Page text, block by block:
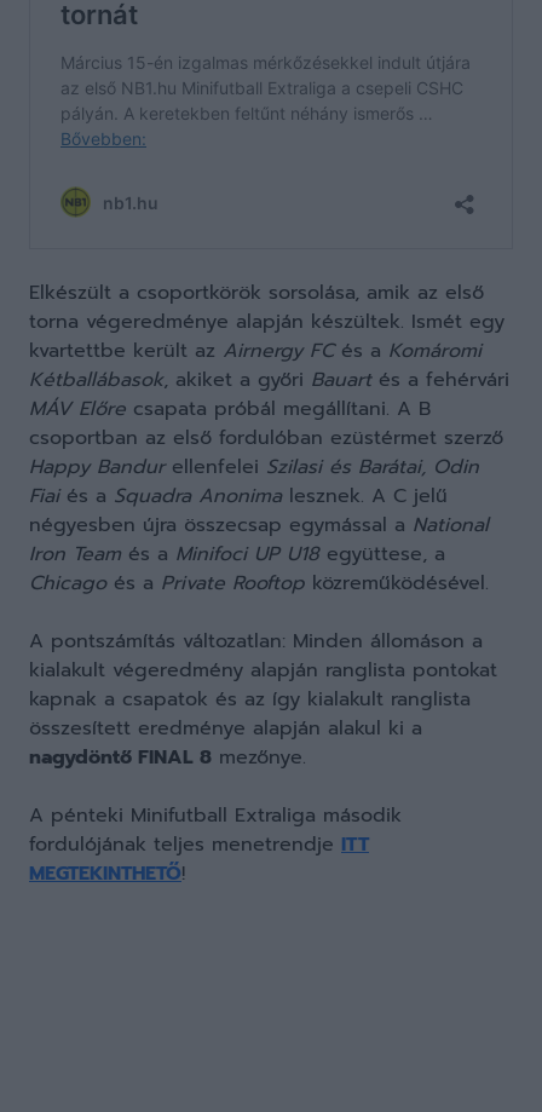
Elkészült a csoportkörök sorsolása, amik az első
torna végeredménye alapján készültek. Ismét egy
kvartettbe került az Airnergy FCés a Komáromi
Kétballábasok, akiket a győri Bauartés a fehérvári
MÁV Előre csapata próbál megállítani. A B
csoportban az első fordulóban ezüstérmet szerző
Happy Bandurellenfelei Szilasi és Barátai, Odin
Fiai és a Squadra Anonimalesznek. A C jelű
négyesben újra összecsap egymással a National
Iron Team és a Minifoci UP U18együttese, a
Chicagoés a Private Rooftop közreműködésével.
A pontszámítás változatlan: Minden állomáson a
kialakult végeredmény alapján ranglista pontokat
kapnak a csapatok és az így kialakult ranglista
összesített eredménye alapján alakul ki a
nagydöntő FINAL 8 mezőnye.
A pénteki Minifutball Extraliga második
fordulójának teljes menetrendje ITT
MEGTEKINTHETŐ!